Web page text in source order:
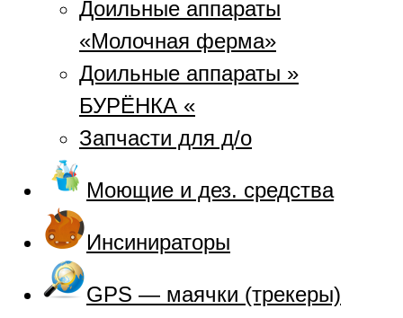
Доильные аппараты
«Молочная ферма»
Доильные аппараты »
БУРЁНКА «
Запчасти для д/о
Моющие и дез. средства
Инсинираторы
GPS — маячки (трекеры)